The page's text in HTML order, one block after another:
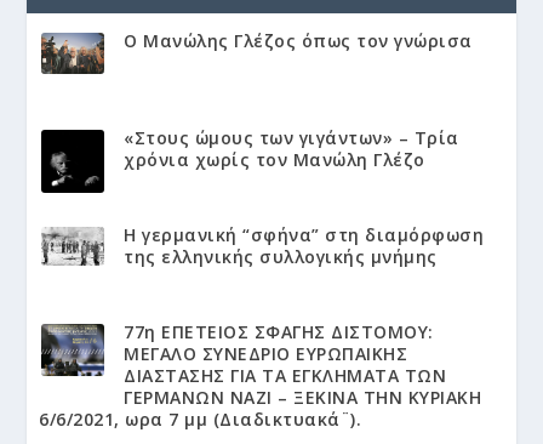
Ο Μανώλης Γλέζος όπως τον γνώρισα
«Στους ώμους των γιγάντων» – Τρία
χρόνια χωρίς τον Μανώλη Γλέζο
Η γερμανική “σφήνα” στη διαμόρφωση
της ελληνικής συλλογικής μνήμης
77η ΕΠΕΤΕΙΟΣ ΣΦΑΓΗΣ ΔΙΣΤΟΜΟΥ:
ΜΕΓΑΛΟ ΣΥΝΕΔΡΙΟ ΕΥΡΩΠΑΙΚΗΣ
ΔΙΑΣΤΑΣΗΣ ΓΙΑ ΤΑ ΕΓΚΛΗΜΑΤΑ ΤΩΝ
ΓΕΡΜΑΝΩΝ ΝΑΖΙ – ΞΕΚΙΝΑ ΤΗΝ ΚΥΡΙΑΚΗ
6/6/2021, ωρα 7 μμ (Διαδικτυακά¨).